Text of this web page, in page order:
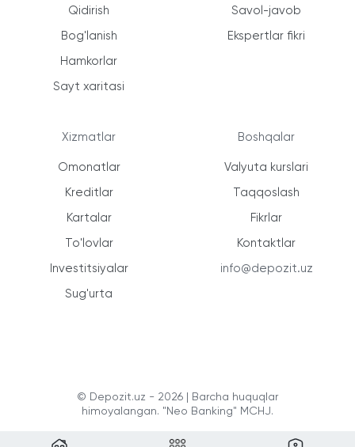
Qidirish
Bog'lanish
Hamkorlar
Sayt xaritasi
Xizmatlar
Omonatlar
Kreditlar
Kartalar
To'lovlar
Investitsiyalar
Sug'urta
Savol-javob
Ekspertlar fikri
Boshqalar
Valyuta kurslari
Taqqoslash
Fikrlar
Kontaktlar
info@depozit.uz
© Depozit.uz - 2026 | Barcha huquqlar
himoyalangan. "Neo Banking" MCHJ.